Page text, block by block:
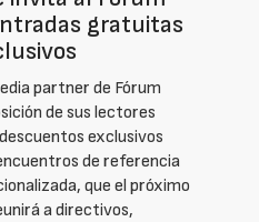
gratuitas
partner de Fórum
de sus lectores
exclusivos
de referencia
que el próximo
a directivos,